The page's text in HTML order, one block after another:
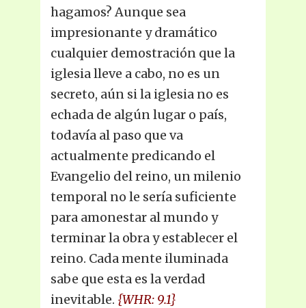
hagamos? Aunque sea
impresionante y dramático
cualquier demostración que la
iglesia lleve a cabo, no es un
secreto, aún si la iglesia no es
echada de algún lugar o país,
todavía al paso que va
actualmente predicando el
Evangelio del reino, un milenio
temporal no le sería suficiente
para amonestar al mundo y
terminar la obra y establecer el
reino. Cada mente iluminada
sabe que esta es la verdad
inevitable. {WHR: 9.1}